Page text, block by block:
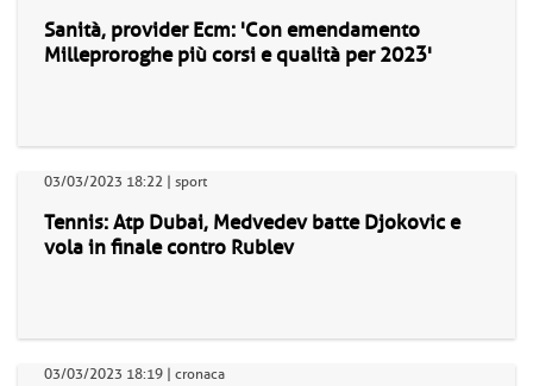
Sanità, provider Ecm: 'Con emendamento
Milleproroghe più corsi e qualità per 2023'
03/03/2023 18:22 | sport
Tennis: Atp Dubai, Medvedev batte Djokovic e
vola in finale contro Rublev
03/03/2023 18:19 | cronaca